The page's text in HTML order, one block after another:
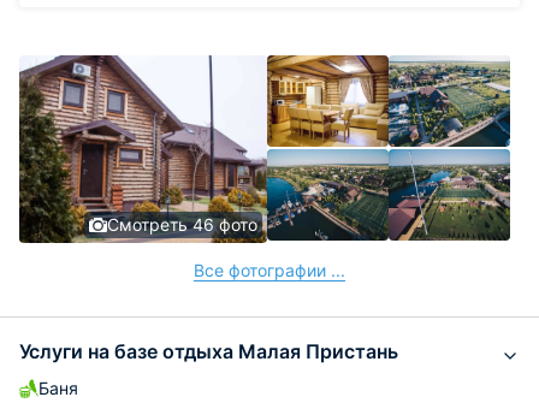
Смотреть 46 фото
Все фотографии ...
Услуги на базе отдыха Малая Пристань
Баня